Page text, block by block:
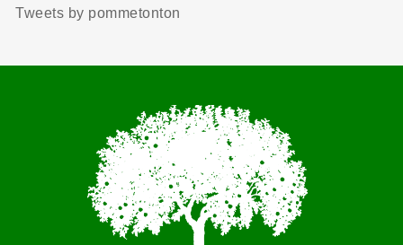
Tweets by pommetonton